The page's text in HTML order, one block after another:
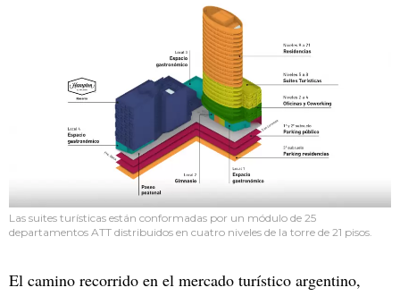
Las suites turísticas están conformadas por un módulo de 25
departamentos ATT distribuidos en cuatro niveles de la torre de 21 pisos.
El camino recorrido en el mercado turístico argentino,